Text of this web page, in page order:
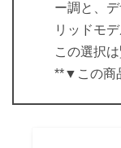
ー調と、
リッドモ
この選択は
**▼この商